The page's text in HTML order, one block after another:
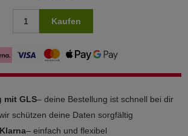
Kaufen
mit GLS– deine Bestellung ist schnell bei dir
schützen deine Daten sorgfältig
– einfach und flexibel